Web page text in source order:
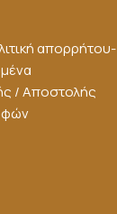
απορρήτου-
/ Αποστολής